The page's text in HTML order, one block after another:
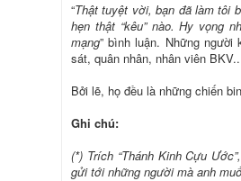
“Thật tuyệt vời, bạn đã làm tôi
hẹn thật “kêu” nào. Hy vọng
mạng” bình luận. Những
sát, quân nhân, nhân viên
Bởi lẽ, họ đều là những chiến
Ghi chú:
(*) Trích “Thánh Kinh Cựu
gửi tới những người mà anh